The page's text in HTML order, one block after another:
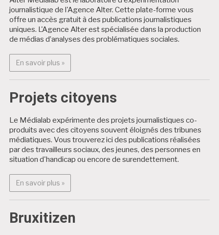
journalistique de l'Agence Alter. Cette plate-forme vous
offre un accès gratuit à des publications journalistiques
uniques. L'Agence Alter est spécialisée dans la production
de médias d’analyses des problématiques sociales.
En savoir plus »En savoir plus : Alter Médialab
Projets citoyens
Le Médialab expérimente des projets journalistiques co-
produits avec des citoyens souvent éloignés des tribunes
médiatiques. Vous trouverez ici des publications réalisées
par des travailleurs sociaux, des jeunes, des personnes en
situation d'handicap ou encore de surendettement.
En savoir plus »En savoir plus : Projets citoyens
Bruxitizen